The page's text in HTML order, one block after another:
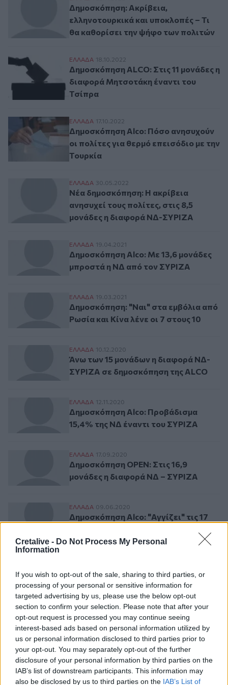
Cretalive - Do Not Process My Personal
Information
If you wish to opt-out of the sale, sharing to third parties, or
processing of your personal or sensitive information for
targeted advertising by us, please use the below opt-out
section to confirm your selection. Please note that after your
opt-out request is processed you may continue seeing
interest-based ads based on personal information utilized by
us or personal information disclosed to third parties prior to
your opt-out. You may separately opt-out of the further
disclosure of your personal information by third parties on the
IAB’s list of downstream participants. This information may
also be disclosed by us to third parties on the IAB’s List of
Δημοσκόπηση: Ακρίβεια,
ελληνοτουρκικά και υποκλοπές – Τι
θα καθορίσει την ψήφο των πολιτών
Δημοσκόπηση ALCO: Στις 11 μονάδες η
ΕΛΛAΔΑ 18.10.2022
Δημοσκόπηση ALCO: Στις 11 μονάδες η
διαφορά Μητσοτάκη έναντι του
Τσίπρα
Δημοσκόπηση Alco: Πόσο ανησυχούν οι
ΕΛΛAΔΑ 17.10.2022
Δημοσκόπηση Alco: Πόσο ανησυχούν
οι πολίτες για θερμό επεισόδιο με την
Τουρκία
Νέα δημοσκόπηση: Η ακρίβεια ανησυχεί
ΕΛΛAΔΑ 30.05.2022
Νέα δημοσκόπηση: Η ακρίβεια
ανησυχεί τους πολίτες, στις 8,5
μονάδες η διαφορά ΝΔ-ΣΥΡΙΖΑ
Δημοσκόπηση Alco: Με 13,6 μονάδες
ΕΛΛAΔΑ 19.04.2021
Δημοσκόπηση Alco: Με 13,6 μονάδες
μπροστά η ΝΔ από τον ΣΥΡΙΖΑ
Δημοσκόπηση: "Ναι" στα εμβόλια από
ΕΛΛAΔΑ 19.03.2021
Δημοσκόπηση: "Ναι" στα εμβόλια από
Ρωσία και Κίνα λένε οι 7 στους 10
Άνω των 15 μονάδων η διαφορά ΝΔ-
ΕΛΛAΔΑ 10.12.2020
Άνω των 15 μονάδων η διαφορά ΝΔ-
ΣΥΡΙΖΑ σε δημοσκόπηση της ALCO
Δημοσκόπηση Alco: Προβάδισμα 15,4%
ΕΛΛAΔΑ 12.11.2020
Δημοσκόπηση Alco: Προβάδισμα
15,4% της ΝΔ έναντι του ΣΥΡΙΖΑ
Δημοσκόπηση OPEN: Στις 16,9 μονάδες
ΕΛΛAΔΑ 17.09.2020
Δημοσκόπηση OPEN: Στις 16,9
μονάδες η διαφορά ΝΔ – ΣΥΡΙΖΑ
Δημοσκόπηση Alco: "Αγγίζει" τις 17
ΕΛΛAΔΑ 09.06.2020
Δημοσκόπηση Alco: "Αγγίζει" τις 17
Σελιδοποίηση
Προηγούμενη σελίδα
Current page
1 Next page
Ροή ειδήσεων Δημοφιλή
18:05
ΟΦΗ: Σπουδαία επένδυση με τον Κωνσταντίνο